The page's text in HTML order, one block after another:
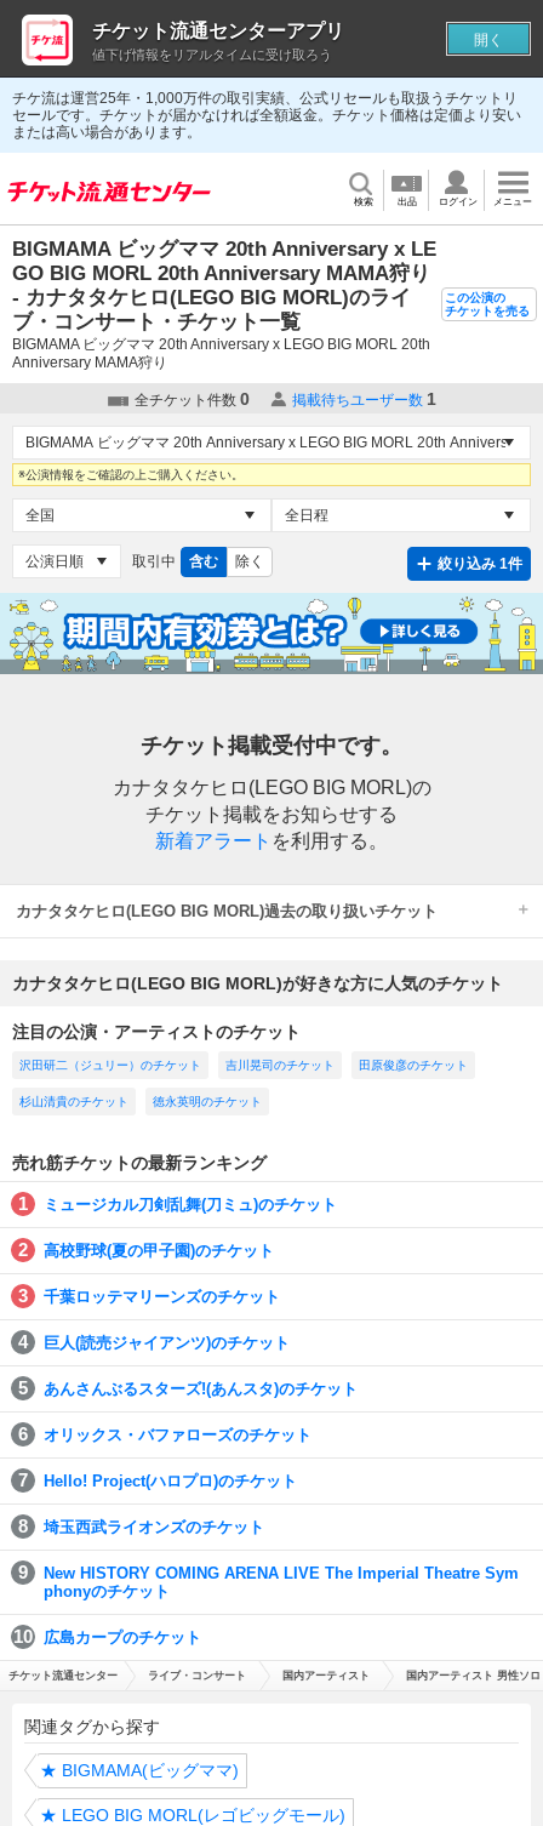
チケ流は運営25年・1,000万件の取引実績、公式リセールも取扱うチケットリ
セールです。チケットが届かなければ全額返金。チケット価格は定価より安い
または高い場合があります。
検索 出品 ログイン メニュー
BIGMAMA ビッグママ 20th Anniversary x LE
GO BIG MORL 20th Anniversary MAMA狩り
- カナタタケヒロ(LEGO BIG MORL)のライ
ブ・コンサート・チケット一覧
BIGMAMA ビッグママ 20th Anniversary x LEGO BIG MORL 20th
Anniversary MAMA狩り
この公演の
チケットを売る
全チケット件数 0 掲載待ちユーザー数 1
※公演情報をご確認の上ご購入ください。
取引中 含む 除く 絞り込み 1件
チケット掲載受付中です。
カナタタケヒロ(LEGO BIG MORL)の
チケット掲載をお知らせする
新着アラート を利用する。
カナタタケヒロ(LEGO BIG MORL)過去の取り扱いチケット
カナタタケヒロ(LEGO BIG MORL)が好きな方に人気のチケット
注目の公演・アーティストのチケット
沢田研二（ジュリー）のチケット 吉川晃司のチケット 田原俊彦のチケット
杉山清貴のチケット 徳永英明のチケット
売れ筋チケットの最新ランキング
ミュージカル刀剣乱舞(刀ミュ)のチケット
高校野球(夏の甲子園)のチケット
千葉ロッテマリーンズのチケット
巨人(読売ジャイアンツ)のチケット
あんさんぶるスターズ!(あんスタ)のチケット
オリックス・バファローズのチケット
Hello! Project(ハロプロ)のチケット
埼玉西武ライオンズのチケット
New HISTORY COMING ARENA LIVE The Imperial Theatre Sym
phonyのチケット
広島カープのチケット
チケット流通センター ライブ・コンサート 国内アーティスト 国内アーティスト 男性ソロ
関連タグから探す
★ BIGMAMA(ビッグママ)
★ LEGO BIG MORL(レゴビッグモール)
チケット流通センターアプリ
値下げ情報をリアルタイムに受け取ろう
開く